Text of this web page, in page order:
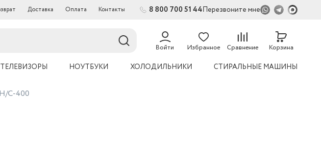
Доставка Оплата Контакты 8 800 700 51 44Перезвоните мне
Войти Избранное Сравнение
54
Корзина
ТЕЛЕВИЗОРЫ НОУТБУКИ ХОЛОДИЛЬНИКИ СТИРАЛЬНЫЕ МАШИНЫ
C-400